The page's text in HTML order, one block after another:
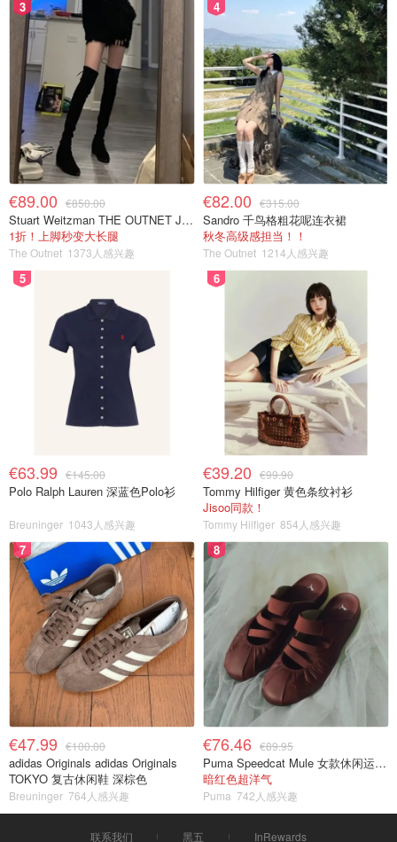
3
€89.00 €850.00
Stuart Weitzman THE OUTNET Jocey 弹力绒面过膝靴
1折！上脚秒变大长腿
The Outnet 1373人感兴趣
4
€82.00 €315.00
Sandro 千鸟格粗花呢连衣裙
秋冬高级感担当！！
The Outnet 1214人感兴趣
5
€63.99 €145.00
Polo Ralph Lauren 深蓝色Polo衫
Breuninger 1043人感兴趣
6
€39.20 €99.90
Tommy Hilfiger 黄色条纹衬衫
Jisoo同款！
Tommy Hilfiger 854人感兴趣
7
€47.99 €100.00
adidas Originals adidas Originals
TOKYO 复古休闲鞋 深棕色
Breuninger 764人感兴趣
8
€76.46 €89.95
Puma Speedcat Mule 女款休闲运动鞋
暗红色超洋气
Puma 742人感兴趣
联系我们 黑五 InRewards